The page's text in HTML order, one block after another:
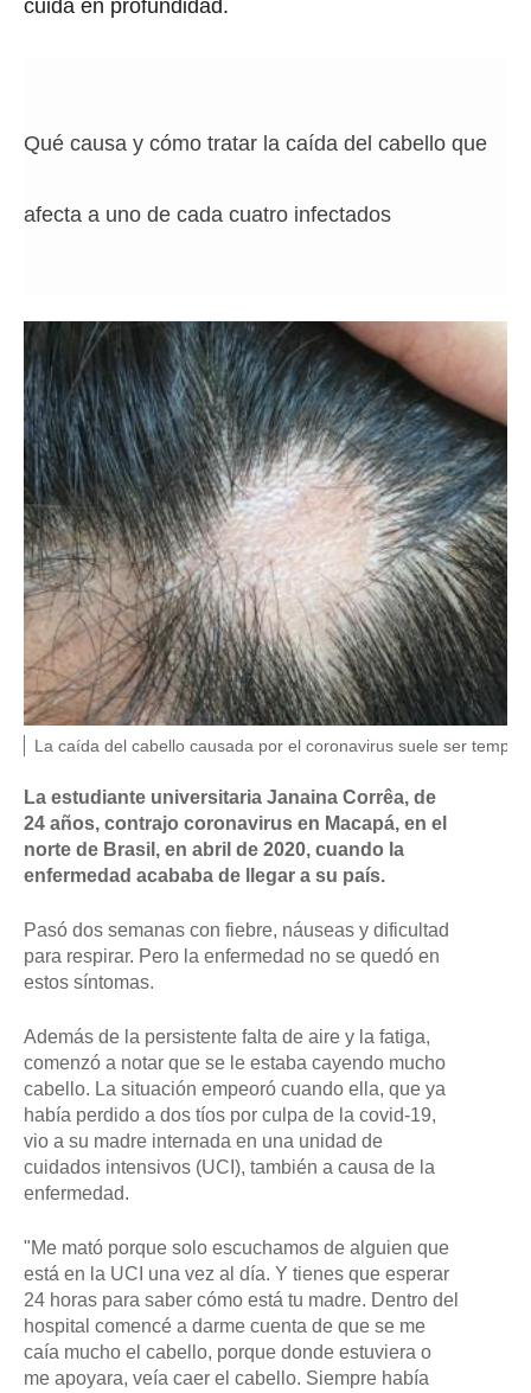
cuida en profundidad.
Qué causa y cómo tratar la caída del cabello que
afecta a uno de cada cuatro infectados
F
U
T
E
D
L
I
M
A
G
,
E
T
T
I
M
A
G
S
P
e
d
e
f
o
,
La caída del cabello causada por el coronavirus suele ser
La estudiante universitaria Janaina Corrêa, de
24 años, contrajo coronavirus en Macapá, en el
norte de Brasil, en abril de 2020, cuando la
enfermedad acababa de llegar a su país.
Pasó dos semanas con fiebre, náuseas y dificultad
para respirar. Pero la enfermedad no se quedó en
estos síntomas.
Además de la persistente falta de aire y la fatiga,
comenzó a notar que se le estaba cayendo mucho
cabello. La situación empeoró cuando ella, que ya
había perdido a dos tíos por culpa de la covid-19,
vio a su madre internada en una unidad de
cuidados intensivos (UCI), también a causa de la
enfermedad.
"Me mató porque solo escuchamos de alguien que
está en la UCI una vez al día. Y tienes que esperar
24 horas para saber cómo está tu madre. Dentro del
hospital comencé a darme cuenta de que se me
caía mucho el cabello, porque donde estuviera o
me apoyara, veía caer el cabello. Siempre había